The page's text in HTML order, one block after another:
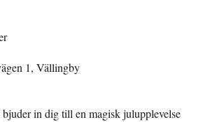
1, Vällingby
in dig till en magisk julupplevelse